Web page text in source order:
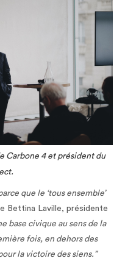
Carbone 4 et président du
que le ‘tous ensemble’
Bettina Laville, présidente
base civique au sens de la
fois, en dehors des
la victoire des siens.”